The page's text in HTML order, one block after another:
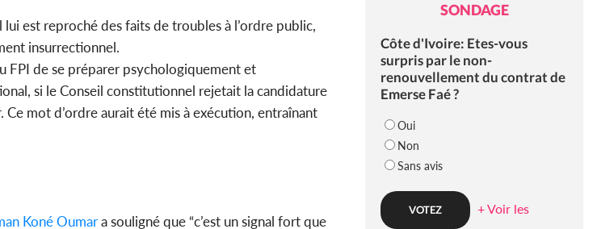
est reproché des faits de troubles à l’ordre public,
insurrectionnel.
FPI de se préparer psychologiquement et
si le Conseil constitutionnel rejetait la candidature
mot d’ordre aurait été mis à exécution, entraînant
Koné Oumara souligné que “c’est un signal fort que
SONDAGE
Côte d'Ivoire: Etes-vous
surpris par le non-
renouvellement du contrat de
Emerse Faé ?
Oui
Non
Sans avis
+ Voir les